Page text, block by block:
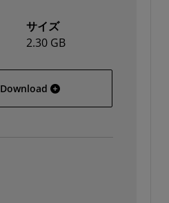
サイズ
2.30 GB
64-bit Windows